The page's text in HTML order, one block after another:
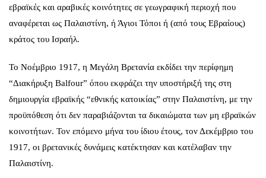
εβραϊκές και αραβικές κοινότητες σε γεωγραφική περιοχή που
αναφέρεται ως Παλαιστίνη, ή Άγιοι Τόποι ή (από τους Εβραίους)
κράτος του Ισραήλ.
Το Νοέμβριο 1917, η Μεγάλη Βρετανία εκδίδει την περίφημη
“Διακήρυξη Balfour” όπου εκφράζει την υποστήριξή της στη
δημιουργία εβραϊκής “εθνικής κατοικίας” στην Παλαιστίνη, με την
προϋπόθεση ότι δεν παραβιάζονται τα δικαιώματα των μη εβραϊκών
κοινοτήτων. Τον επόμενο μήνα του ίδιου έτους, τον Δεκέμβριο του
1917, οι βρετανικές δυνάμεις κατέκτησαν και κατέλαβαν την
Παλαιστίνη.